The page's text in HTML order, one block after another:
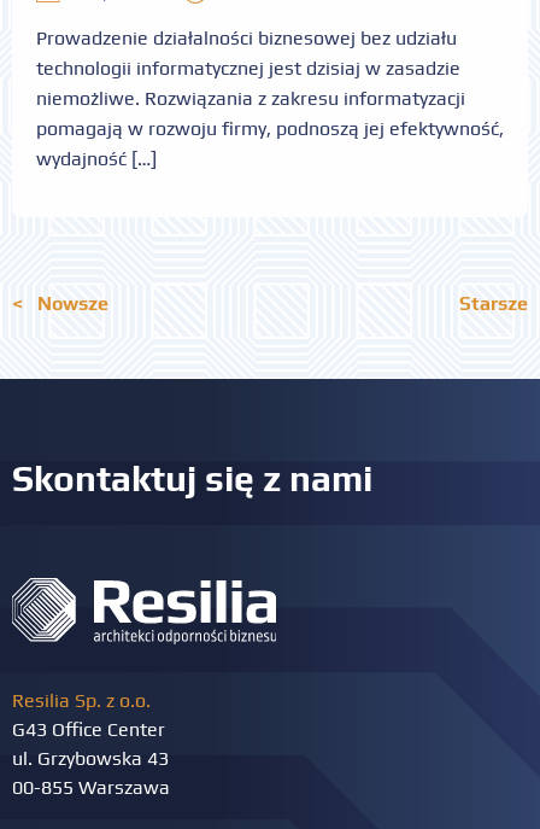
Prowadzenie działalności biznesowej bez udziału
technologii informatycznej jest dzisiaj w zasadzie
niemożliwe. Rozwiązania z zakresu informatyzacji
pomagają w rozwoju firmy, podnoszą jej efektywność,
wydajność […]
< Nowsze Starsze
Skontaktuj się z nami
Resilia Sp. z o.o.
G43 Office Center
ul. Grzybowska 43
00-855 Warszawa